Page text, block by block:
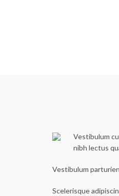
Vestibulum
nibh lectus
Vestibulum
Scelerisque